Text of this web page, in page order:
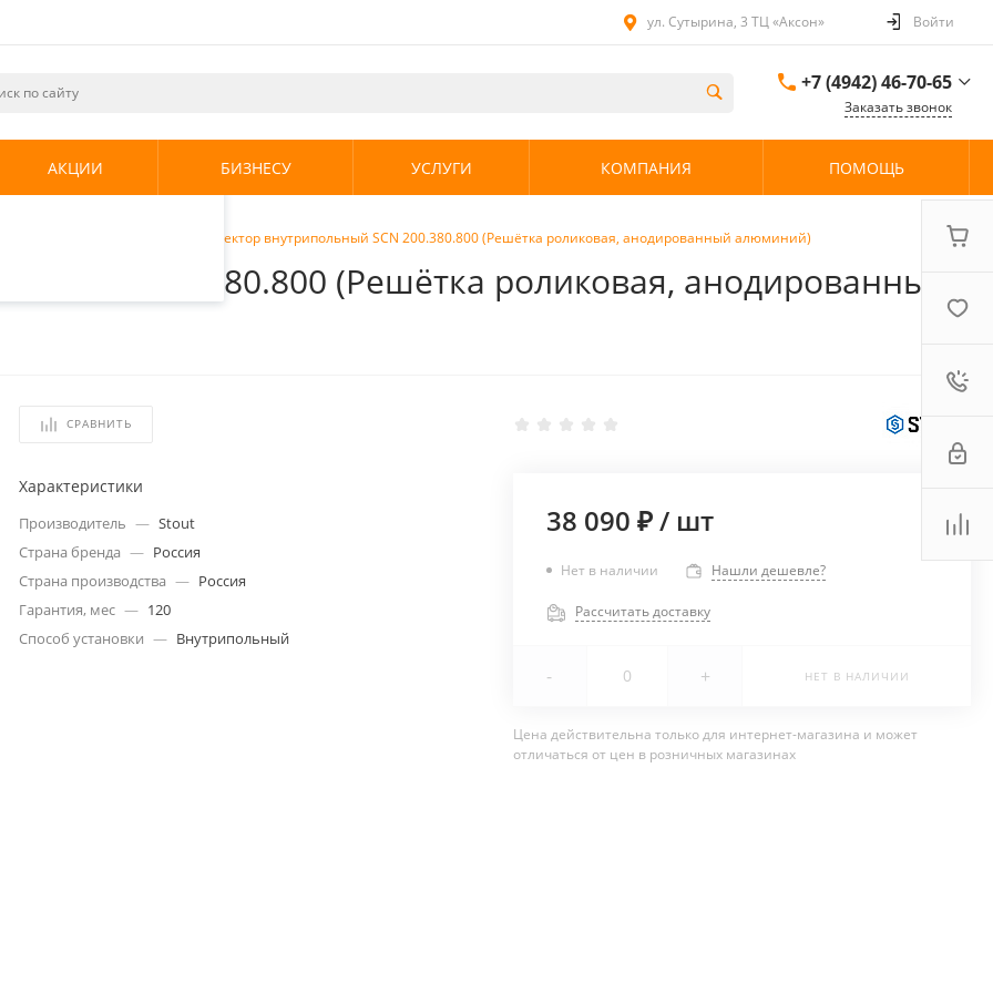
и
использования.
.
ул. Сутырина, 3 ТЦ «Аксон» Войти
+7 (4942) 46-70-65
ул. Сутырина, 3 ТЦ
Заказать звонок
АКЦИИ БИЗНЕСУ УСЛУГИ КОМПАНИЯ ПОМОЩЬ
Stout Конвектор внутрипольный SCN 200.380.800 (Решётка роликовая, анодированный алюминий)
SCN 200.380.800 (Решётка роликовая, анодированный
СРАВНИТЬ
Характеристики
Производитель — Stout
Страна бренда — Россия
Страна производства — Россия
Гарантия, мес — 120
Способ установки — Внутрипольный
38 090 ₽/ шт
Нет в наличии Нашли дешевле?
Рассчитать доставку
- + НЕТ В НАЛИЧИИ
Цена действительна только для интернет-магазина и может
отличаться от цен в розничных магазинах